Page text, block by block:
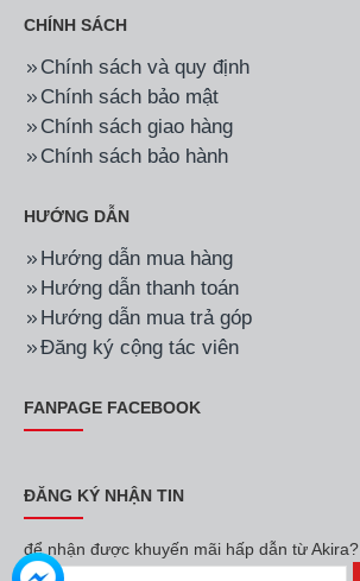
CHÍNH SÁCH
Chính sách và quy định
Chính sách bảo mật
Chính sách giao hàng
Chính sách bảo hành
HƯỚNG DẪN
Hướng dẫn mua hàng
Hướng dẫn thanh toán
Hướng dẫn mua trả góp
Đăng ký cộng tác viên
FANPAGE FACEBOOK
ĐĂNG KÝ NHẬN TIN
để nhận được khuyến mãi hấp dẫn từ Akira?